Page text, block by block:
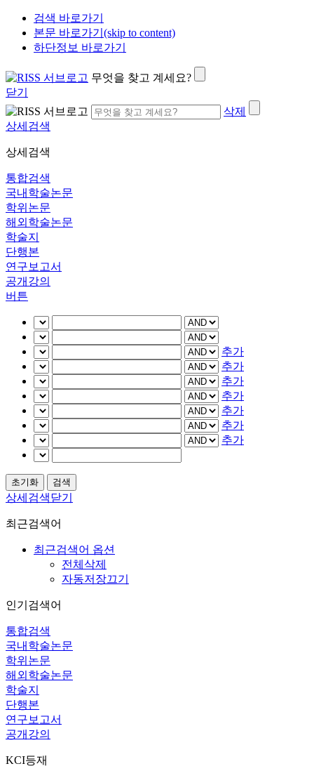
검색 바로가기
본문 바로가기(skip to content)
하단정보 바로가기
무엇을 찾고 계세요?
닫기
삭제
상세검색
상세검색
통합검색
국내학술논문
학위논문
해외학술논문
학술지
단행본
연구보고서
공개강의
버튼
추가
추가
추가
추가
추가
추가
추가
상세검색닫기
최근검색어
최근검색어 옵션
전체삭제
자동저장끄기
인기검색어
통합검색
국내학술논문
학위논문
해외학술논문
학술지
단행본
연구보고서
공개강의
KCI등재